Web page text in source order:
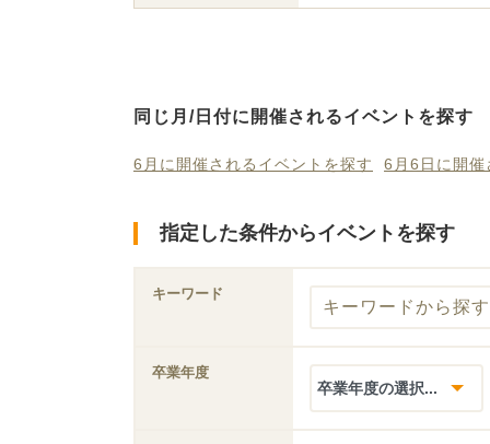
同じ月/日付に開催されるイベントを探す
6月に開催されるイベントを探す 6月6日に開催
指定した条件からイベントを探す
キーワード
卒業年度